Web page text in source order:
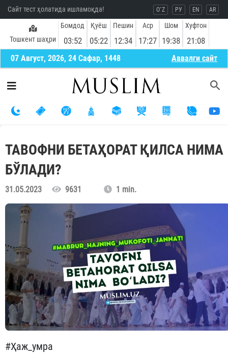
Сайт тест ҳолатида ишламоқда! O`Z РУ EN AR
Тошкент шаҳри
Бомдод
03:52
Қуёш
05:22
Пешин
12:34
Аср
17:27
Шом
19:38
Хуфтон
21:08
07 Август, 2026, 24 Сафар, 1448 Aввалги сайт
ТАВОФНИ БЕТАҲОРАТ ҚИЛСА НИМА
БЎЛАДИ?
31.05.2023 9631 1 min.
#Ҳаж_умра